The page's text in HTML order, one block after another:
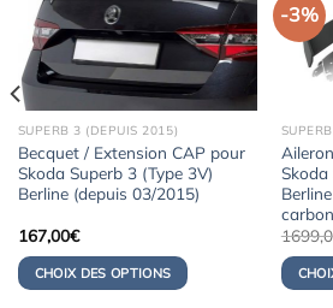
SUPERB 3 (DEPUIS 2015)
Becquet / Extension CAP pour
Skoda Superb 3 (Type 3V)
Berline (depuis 03/2015)
167,00€
CHOIX DES OPTIONS
-3%
Skoda